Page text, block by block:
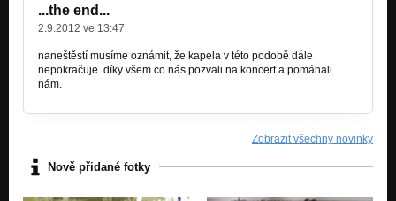
...the end...
2.9.2012 ve 13:47
naneštěstí musíme oznámit, že kapela v této podobě dále
nepokračuje. díky všem co nás pozvali na koncert a pomáhali
nám.
Zobrazit všechny novinky
Nově přidané fotky